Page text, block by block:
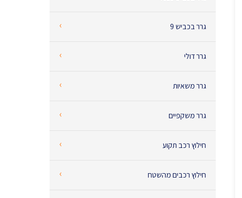
‹ גרר בכביש 9
‹ גרר דולי
‹ גרר משאיות
‹ גרר משקפיים
‹ חילוץ רכב תקוע
‹ חילוץ רכבים מהשטח